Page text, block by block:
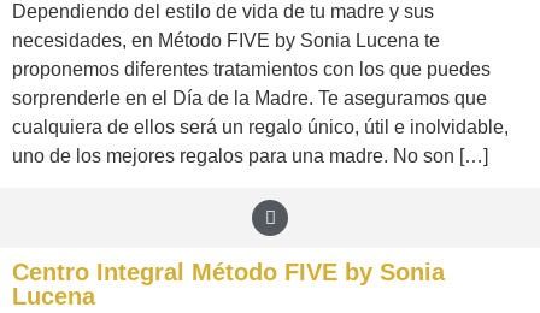
Dependiendo del estilo de vida de tu madre y sus
necesidades, en Método FIVE by Sonia Lucena te
proponemos diferentes tratamientos con los que puedes
sorprenderle en el Día de la Madre. Te aseguramos que
cualquiera de ellos será un regalo único, útil e inolvidable,
uno de los mejores regalos para una madre. No son […]
Centro Integral Método FIVE by Sonia
Lucena